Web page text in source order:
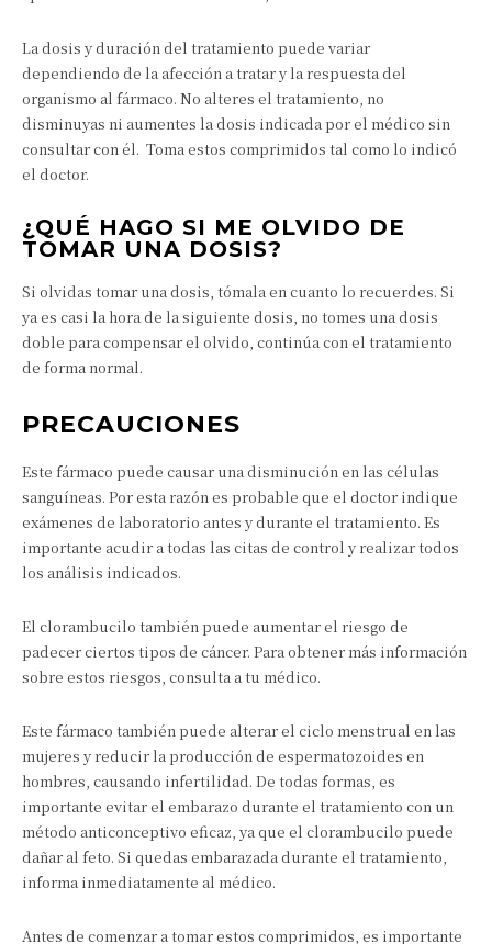
La dosis y duración del tratamiento puede variar
dependiendo de la afección a tratar y la respuesta del
organismo al fármaco. No alteres el tratamiento, no
disminuyas ni aumentes la dosis indicada por el médico sin
consultar con él. Toma estos comprimidos tal como lo indicó
el doctor.
¿QUÉ HAGO SI ME OLVIDO DE
TOMAR UNA DOSIS?
Si olvidas tomar una dosis, tómala en cuanto lo recuerdes. Si
ya es casi la hora de la siguiente dosis, no tomes una dosis
doble para compensar el olvido, continúa con el tratamiento
de forma normal.
PRECAUCIONES
Este fármaco puede causar una disminución en las células
sanguíneas. Por esta razón es probable que el doctor indique
exámenes de laboratorio antes y durante el tratamiento. Es
importante acudir a todas las citas de control y realizar todos
los análisis indicados.
El clorambucilo también puede aumentar el riesgo de
padecer ciertos tipos de cáncer. Para obtener más información
sobre estos riesgos, consulta a tu médico.
Este fármaco también puede alterar el ciclo menstrual en las
mujeres y reducir la producción de espermatozoides en
hombres, causando infertilidad. De todas formas, es
importante evitar el embarazo durante el tratamiento con un
método anticonceptivo eficaz, ya que el clorambucilo puede
dañar al feto. Si quedas embarazada durante el tratamiento,
informa inmediatamente al médico.
Antes de comenzar a tomar estos comprimidos, es importante